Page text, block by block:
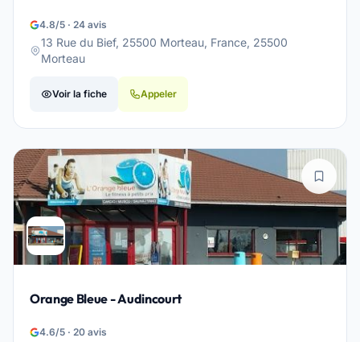
4.8/5 · 24 avis
13 Rue du Bief, 25500 Morteau, France, 25500
Morteau
Voir la fiche Appeler
Orange Bleue - Audincourt
4.6/5 · 20 avis